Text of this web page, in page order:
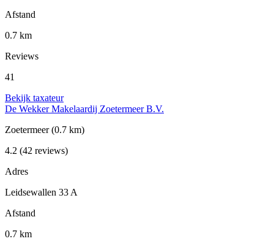
Afstand
0.7 km
Reviews
41
Bekijk taxateur
De Wekker Makelaardij Zoetermeer B.V.
Zoetermeer(0.7 km)
4.2 (42 reviews)
Adres
Leidsewallen 33 A
Afstand
0.7 km